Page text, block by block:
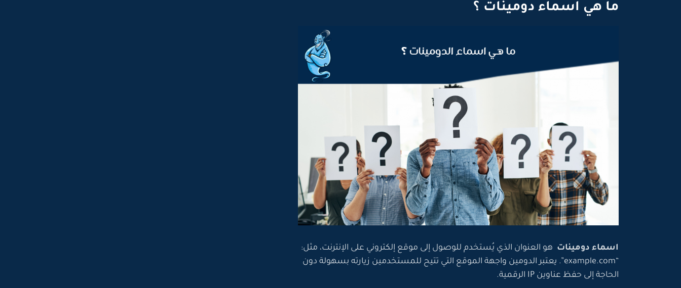
ما هي اسماء دومينات ؟
اسماء دومينات هو العنوان الذي يُستخدم للوصول إلى موقع إلكتروني على الإنترنت، مثل:
“example.com”. يعتبر الدومين واجهة الموقع التي تتيح للمستخدمين زيارته بسهولة دون
الحاجة إلى حفظ عناوين IP الرقمية.